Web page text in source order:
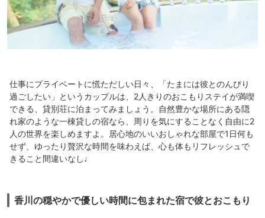
仕事にプライベートに慌ただしい日々、「たまには彼とのんびり
過ごしたい」というカップルは、2人きりのおこもりステイが満喫
できる、貸別荘に泊まってみましょう。自然豊かな場所にある隠
れ家のような一棟貸しの宿なら、周りを気にすることなく自由に2
人の世界を楽しめますよ。居心地のいいおしゃれな部屋で1日何も
せず、ゆったり贅沢な時間を味わえば、心も体もリフレッシュで
きること間違いなし♩
香川の穏やかで優しい時間に包まれた宿で彼とおこもり